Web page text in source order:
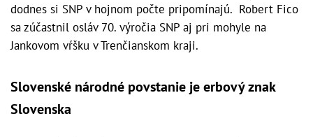
dodnes si SNP v hojnom počte pripomínajú. Robert Fico
sa zúčastnil osláv 70. výročia SNP aj pri mohyle na
Jankovom vŕšku v Trenčianskom kraji.
Slovenské národné povstanie je erbový znak
Slovenska